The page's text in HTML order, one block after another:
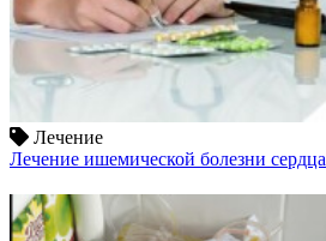
Лечение
Лечение ишемической болезни сердца